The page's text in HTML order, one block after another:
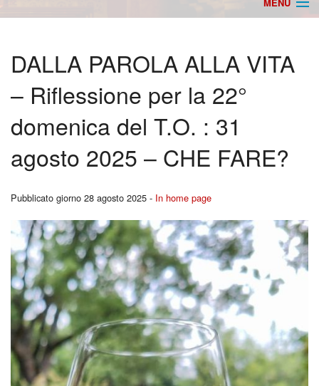
Catechesi
Liturgia
Carità
Canale YouTutube
Rubriche
Pregare la Parola
Storia
Contatti
DALLA PAROLA ALLA VITA
– Riflessione per la 22°
domenica del T.O. : 31
agosto 2025 – CHE FARE?
Pubblicato giorno 28 agosto 2025 - In home page